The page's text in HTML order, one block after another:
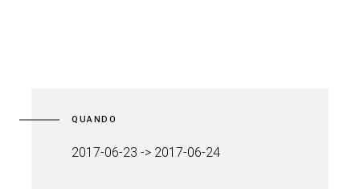
QUANDO
2017-06-23 -> 2017-06-24